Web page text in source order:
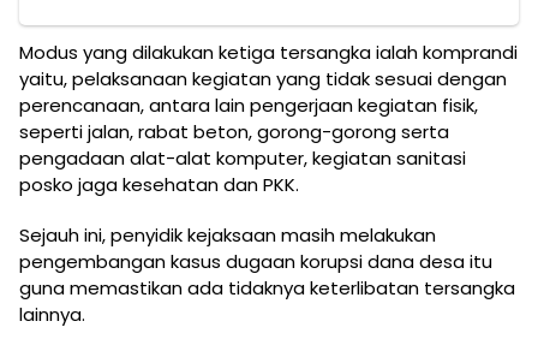
Modus yang dilakukan ketiga tersangka ialah komprandi
yaitu, pelaksanaan kegiatan yang tidak sesuai dengan
perencanaan, antara lain pengerjaan kegiatan fisik,
seperti jalan, rabat beton, gorong-gorong serta
pengadaan alat-alat komputer, kegiatan sanitasi
posko jaga kesehatan dan PKK.
Sejauh ini, penyidik kejaksaan masih melakukan
pengembangan kasus dugaan korupsi dana desa itu
guna memastikan ada tidaknya keterlibatan tersangka
lainnya.